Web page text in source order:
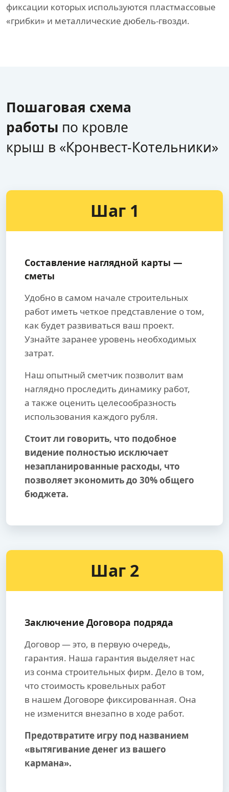
фиксации которых используются пластмассовые
«грибки» и металлические дюбель-гвозди.
Пошаговая схема
работы по кровле
крыш в «Кронвест-Котельники»
Шаг 1
Составление наглядной карты —
сметы
Удобно в самом начале строительных
работ иметь четкое представление о том,
как будет развиваться ваш проект.
Узнайте заранее уровень необходимых
затрат.
Наш опытный сметчик позволит вам
наглядно проследить динамику работ,
а также оценить целесообразность
использования каждого рубля.
Стоит ли говорить, что подобное
видение полностью исключает
незапланированные расходы, что
позволяет экономить до 30% общего
бюджета.
Шаг 2
Заключение Договора подряда
Договор — это, в первую очередь,
гарантия. Наша гарантия выделяет нас
из сонма строительных фирм. Дело в том,
что стоимость кровельных работ
в нашем Договоре фиксированная. Она
не изменится внезапно в ходе работ.
Предотвратите игру под названием
«вытягивание денег из вашего
кармана».